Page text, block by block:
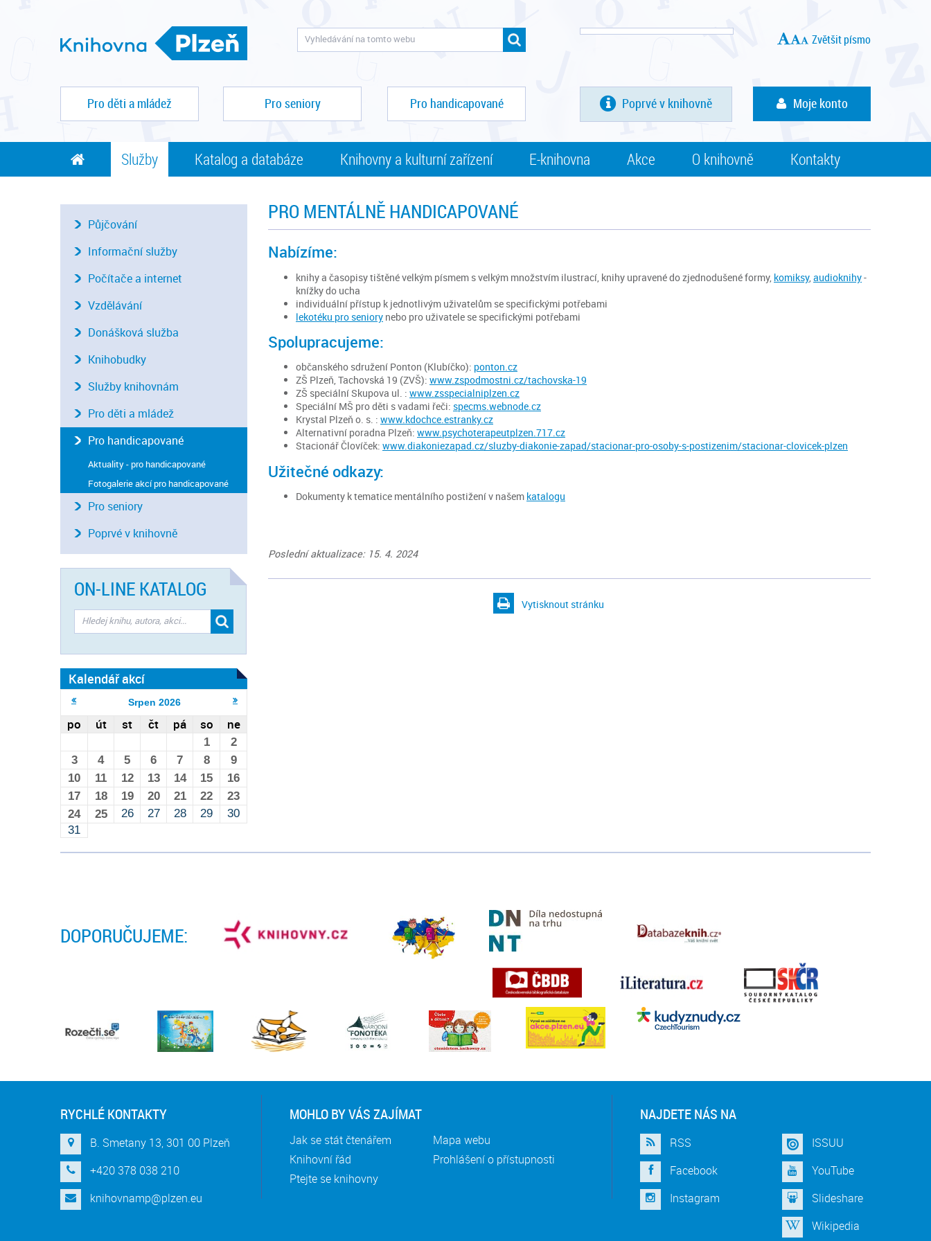
Zvětšit písmo
Pro děti a mládež Pro seniory Pro handicapované Poprvé v knihovně Moje konto
Služby Katalog a databáze Knihovny a kulturní zařízení E-knihovna Akce O knihovně Kontakty
PRO MENTÁLNĚ HANDICAPOVANÉ
Nabízíme:
knihy a časopisy tištěné velkým písmem s velkým množstvím ilustrací, knihy upravené do zjednodušené formy, komiksy, audioknihy-
knížky do ucha
individuální přístup k jednotlivým uživatelům se specifickými potřebami
lekotéku pro seniory nebo pro uživatele se specifickými potřebami
Spolupracujeme:
občanského sdružení Ponton (Klubíčko): ponton.cz
ZŠ Plzeň, Tachovská 19 (ZVŠ): www.zspodmostni.cz/tachovska-19
ZŠ speciální Skupova ul. : www.zsspecialniplzen.cz
Speciální MŠ pro děti s vadami řeči: specms.webnode.cz
Krystal Plzeň o. s. : www.kdochce.estranky.cz
Alternativní poradna Plzeň: www.psychoterapeutplzen.717.cz
Stacionář Človíček: www.diakoniezapad.cz/sluzby-diakonie-zapad/stacionar-pro-osoby-s-postizenim/stacionar-clovicek-plzen
Užitečné odkazy:
Dokumenty k tematice mentálního postižení v našem katalogu
Poslední aktualizace: 15. 4. 2024
Vytisknout stránku
Půjčování
Informační služby
Počítače a internet
Vzdělávání
Donášková služba
Knihobudky
Služby knihovnám
Pro děti a mládež
Pro handicapované
Aktuality - pro handicapované
Fotogalerie akcí pro handicapované
Pro seniory
Poprvé v knihovně
ON-LINE KATALOG
Kalendář akcí
Srpen 2026
po út st čt pá so ne
1
2
3
4 5 6 7 8
9
10
11 12 13 14 15
16
17
18 19 20 21 22
23
24
25 26 27 28 29
30
31
DOPORUČUJEME:
RYCHLÉ KONTAKTY
B. Smetany 13, 301 00 Plzeň
+420 378 038 210
knihovnamp@plzen.eu
MOHLO BY VÁS ZAJÍMAT
Jak se stát čtenářem
Knihovní řád
Ptejte se knihovny
Mapa webu
Prohlášení o přístupnosti
NAJDETE NÁS NA
RSS
Facebook
Instagram
ISSUU
YouTube
Slideshare
Wikipedia